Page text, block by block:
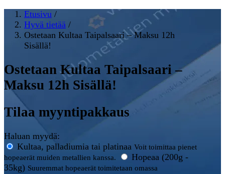
Etusivu /
Hyvä tietää /
Ostetaan Kultaa Taipalsaari – Maksu 12h
Sisällä!
Ostetaan Kultaa Taipalsaari –
Maksu 12h Sisällä!
Tilaa myyntipakkaus
Haluan myydä:
Kultaa, palladiumia tai platinaa Voit toimittaa pienet
hopeaerät muiden metallien kanssa.
Hopeaa (200g -
35kg) Suuremmat hopeaerät toimitetaan omassa